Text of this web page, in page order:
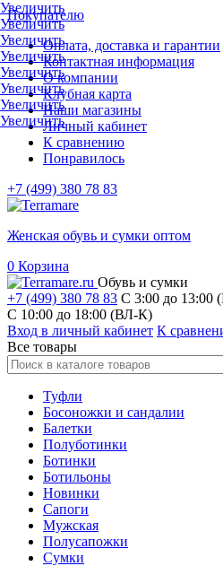
Покупателю
Оплата, доставка и гарантии
Контактная информация
О компании
Клубная карта
Наши магазины
Личный кабинет
К сравнению
Понравилось
+7 (499) 380 78 83
Женская обувь и сумки оптом
0 Корзина
Обувь и сумки
+7 (499) 380 78 83 С 3:00 до
C 10:00 до 18:00 (ВЛ-К)
Вход в личный кабинет К
Все товары
Туфли
Босоножки и сандалии
Балетки
Полуботинки
Ботинки
Ботильоны
Новинки
Сапоги
Мужская
Полусапожки
Сумки
Увеличить
Увеличить
Увеличить
Увеличить
Увеличить
Увеличить
Увеличить
Увеличить